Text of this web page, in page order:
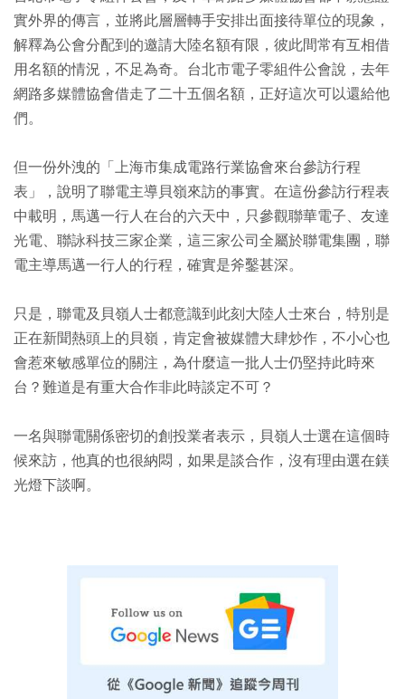
實外界的傳言，並將此層層轉手安排出面接待單位的現象，
解釋為公會分配到的邀請大陸名額有限，彼此間常有互相借
用名額的情況，不足為奇。台北市電子零組件公會說，去年
網路多媒體協會借走了二十五個名額，正好這次可以還給他
們。
但一份外洩的「上海市集成電路行業協會來台參訪行程
表」，說明了聯電主導貝嶺來訪的事實。在這份參訪行程表
中載明，馬邁一行人在台的六天中，只參觀聯華電子、友達
光電、聯詠科技三家企業，這三家公司全屬於聯電集團，聯
電主導馬邁一行人的行程，確實是斧鑿甚深。
只是，聯電及貝嶺人士都意識到此刻大陸人士來台，特別是
正在新聞熱頭上的貝嶺，肯定會被媒體大肆炒作，不小心也
會惹來敏感單位的關注，為什麼這一批人士仍堅持此時來
台？難道是有重大合作非此時談定不可？
一名與聯電關係密切的創投業者表示，貝嶺人士選在這個時
候來訪，他真的也很納悶，如果是談合作，沒有理由選在鎂
光燈下談啊。